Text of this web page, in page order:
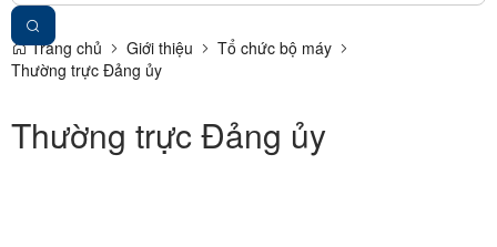
Trang chủ Giới thiệu
Tổ chức bộ máy
Thường trực Đảng ủy
Thường trực Đảng ủy